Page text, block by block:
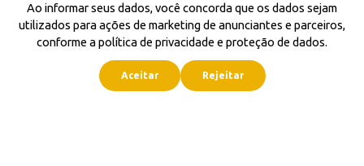
Ao informar seus dados, você concorda que os dados sejam
utilizados para ações de marketing de anunciantes e parceiros,
conforme a política de privacidade e proteção de dados.
Aceitar Rejeitar